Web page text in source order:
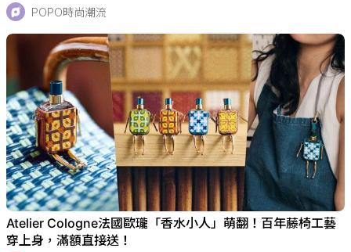
POPO時尚潮流
Atelier Cologne法國歐瓏「香水小人」萌翻！百年藤椅工藝
穿上身，滿額直接送！